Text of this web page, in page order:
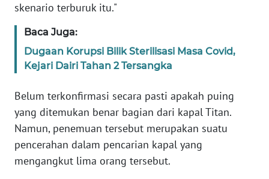
skenario terburuk itu."
Baca Juga:
Dugaan Korupsi Bilik Sterilisasi Masa Covid,
Kejari Dairi Tahan 2 Tersangka
Belum terkonfirmasi secara pasti apakah puing
yang ditemukan benar bagian dari kapal Titan.
Namun, penemuan tersebut merupakan suatu
pencerahan dalam pencarian kapal yang
mengangkut lima orang tersebut.
BANTEN
WN
WN
KEPRI
PAPUA